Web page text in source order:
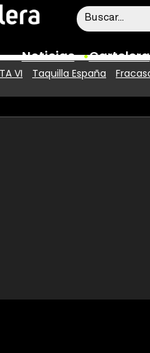
Noticias Cartelera
Taquilla
VI Taquilla España